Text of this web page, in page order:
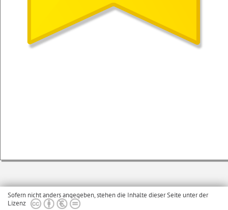
Sofern nicht anders angegeben, stehen die Inhalte dieser Seite unter der
Lizenz